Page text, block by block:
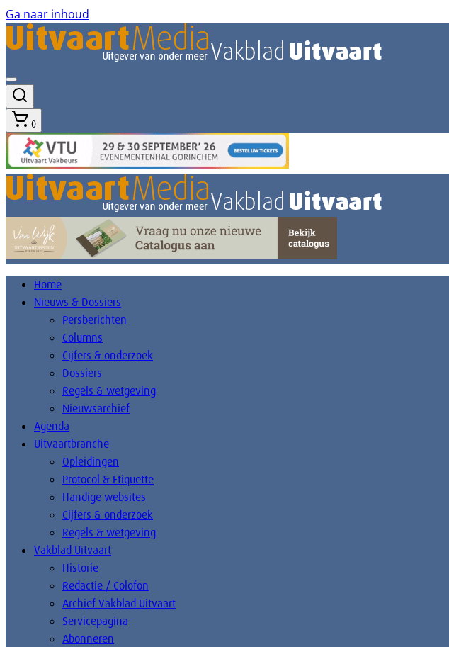
Ga naar inhoud
0
Home
Nieuws & Dossiers
Persberichten
Columns
Cijfers & onderzoek
Dossiers
Regels & wetgeving
Nieuwsarchief
Agenda
Uitvaartbranche
Opleidingen
Protocol & Etiquette
Handige websites
Cijfers & onderzoek
Regels & wetgeving
Vakblad Uitvaart
Historie
Redactie / Colofon
Archief Vakblad Uitvaart
Servicepagina
Abonneren